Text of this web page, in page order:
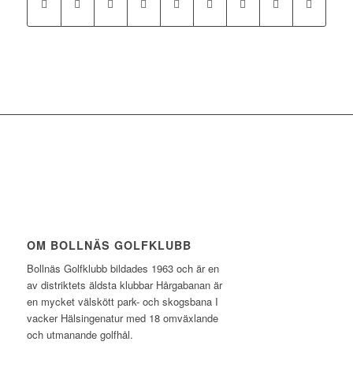
OM BOLLNÄS GOLFKLUBB
Bollnäs Golfklubb bildades 1963 och är en
av distriktets äldsta klubbar Hårgabanan är
en mycket välskött park- och skogsbana I
vacker Hälsingenatur med 18 omväxlande
och utmanande golfhål.